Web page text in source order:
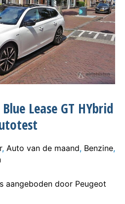
Lease GT HYbrid
, Auto van de maand, Benzine,
aangeboden door Peugeot